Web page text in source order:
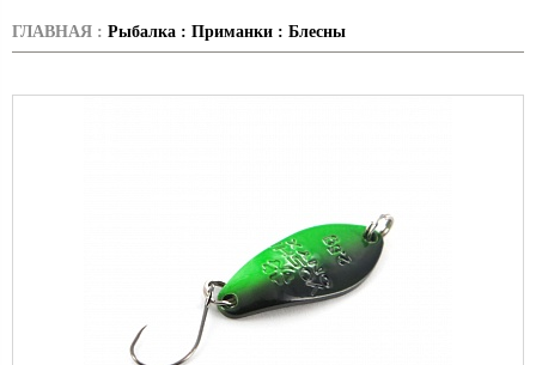
ГЛАВНАЯ : Рыбалка : Приманки : Блесны